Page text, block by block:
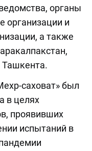
органы
организации и
а также
Ташкента.
саховат» был
в целях
проявивших
испытаний в